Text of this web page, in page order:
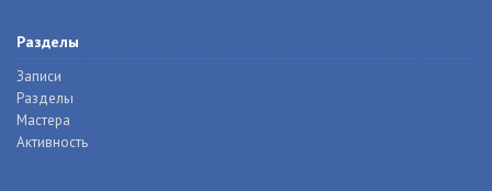
Разделы
Записи
Разделы
Мастера
Активность